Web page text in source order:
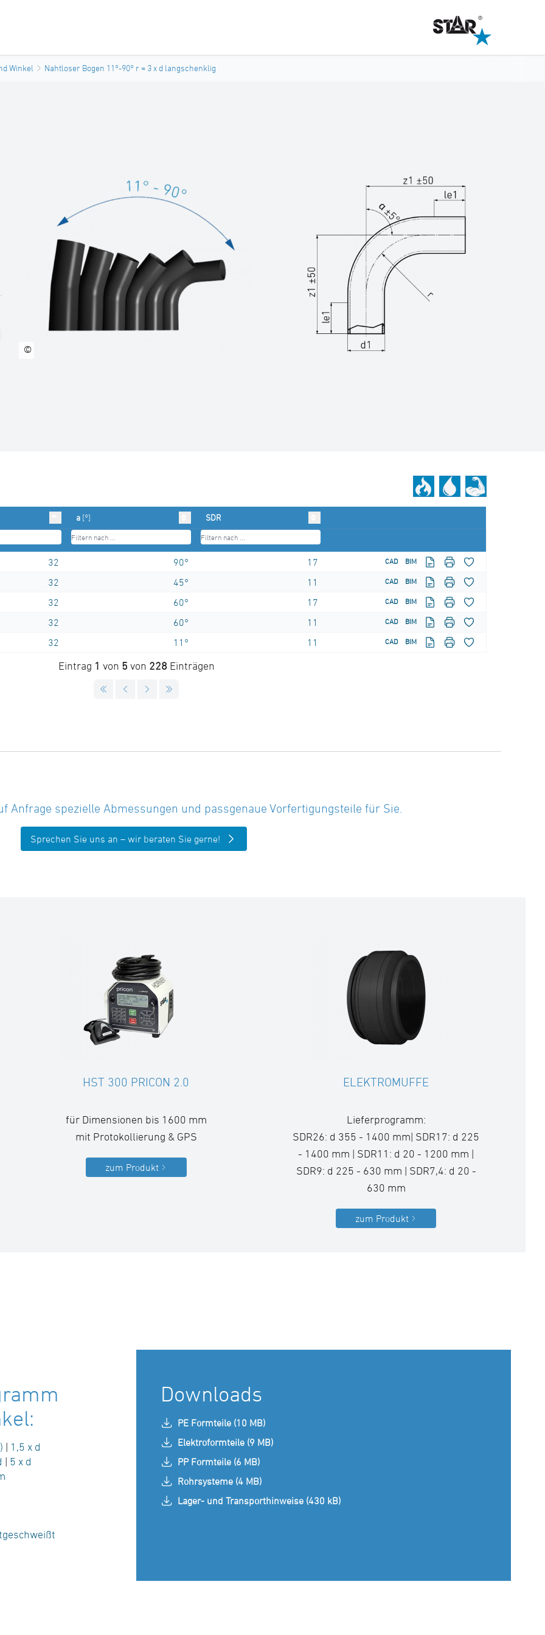
Winkel Nahtloser Bogen 11°-90° r ≈ 3 x d langschenklig
©
a [°] SDR
32 90° 17 CAD BIM
32 45° 11 CAD BIM
32 60° 17 CAD BIM
32 60° 11 CAD BIM
32 11° 11 CAD BIM
Eintrag 1 von 5 von 228Einträgen
Anfrage spezielle Abmessungen und passgenaue Vorfertigungsteile für Sie.
Sprechen Sie uns an – wir beraten Sie gerne!
HST 300 PRICON 2.0
für Dimensionen bis 1600 mm
mit Protokollierung & GPS
zum Produkt
ELEKTROMUFFE
Lieferprogramm:
SDR26: d 355 - 1400 mm| SDR17: d 225
- 1400 mm | SDR11: d 20 - 1200 mm |
SDR9: d 225 - 630 mm | SDR7,4: d 20 -
630 mm
zum Produkt
| 1,5 x d
| 5 x d
Downloads
PE Formteile (10 MB)
Elektroformteile (9 MB)
PP Formteile (6 MB)
Rohrsysteme (4 MB)
Lager- und Transporthinweise (430 kB)